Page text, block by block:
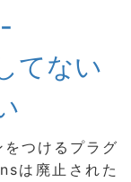
てない
つけるプラグ
は廃止された